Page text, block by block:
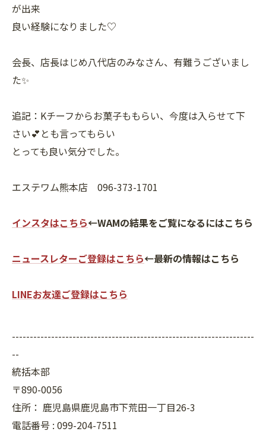
が出来
良い経験になりました♡
会長、店長はじめ八代店のみなさん、有難うございまし
た✨
追記：Kチーフからお菓子ももらい、今度は入らせて下
さい💕とも言ってもらい
とっても良い気分でした。
エステワム熊本店 096-373-1701
インスタはこちら←WAMの結果をご覧になるにはこちら
ニュースレターご登録はこちら←最新の情報はこちら
LINEお友達ご登録はこちら
--------------------------------------------------------------------
--
統括本部
〒890-0056
住所： 鹿児島県鹿児島市下荒田一丁目26-3
電話番号 : 099-204-7511